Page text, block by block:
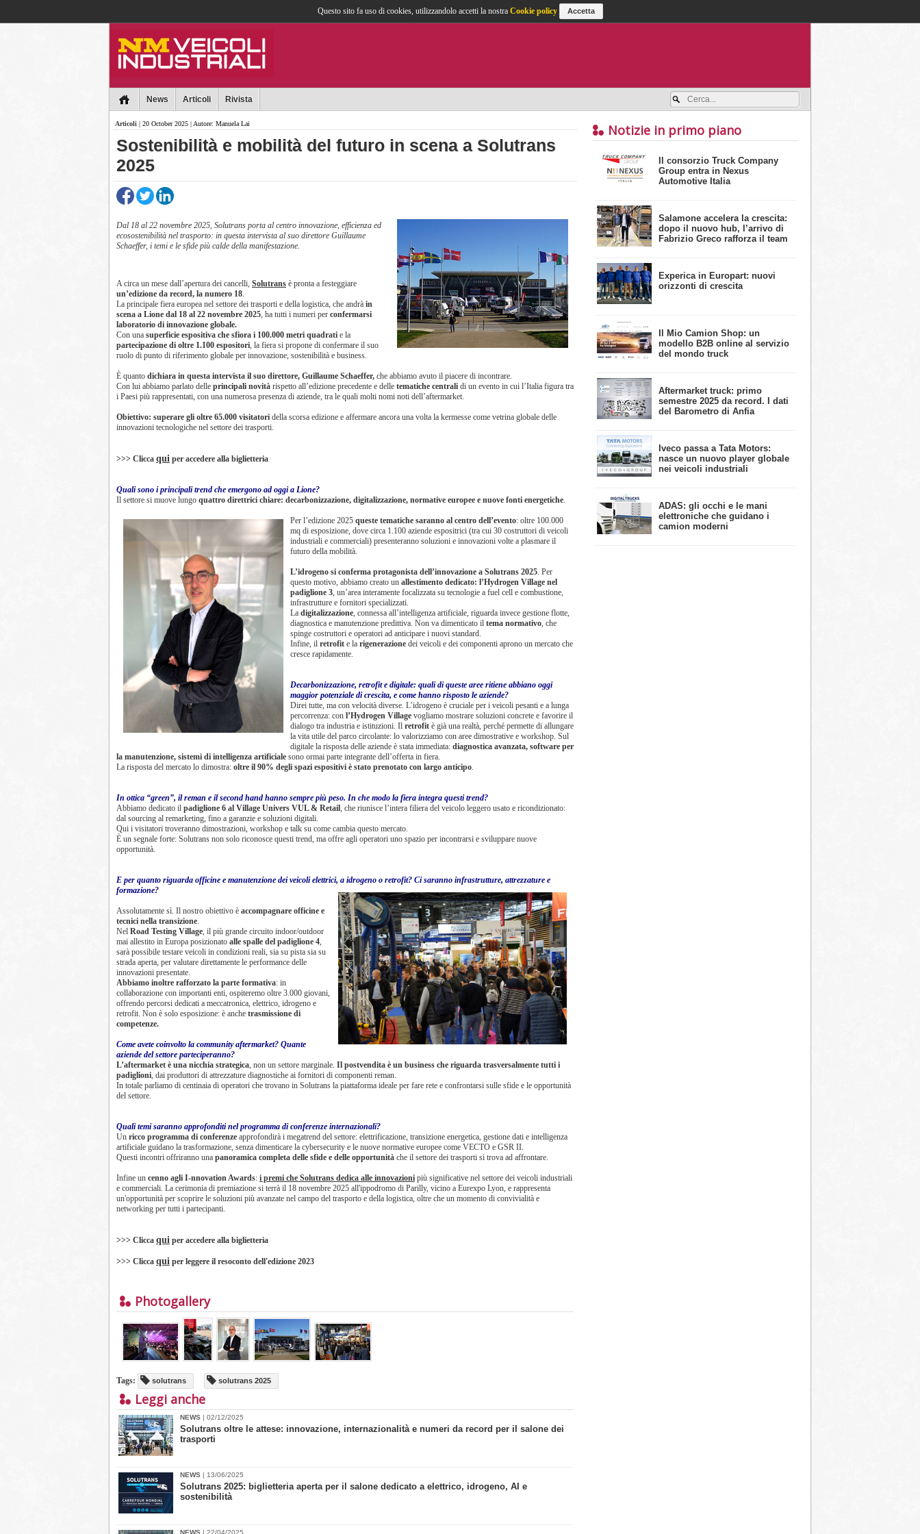
News Articoli Rivista
Notizie in primo piano
Il consorzio Truck Company
Group entra in Nexus
Automotive Italia
Salamone accelera la crescita:
dopo il nuovo hub, l’arrivo di
Fabrizio Greco rafforza il team
Experica in Europart: nuovi
orizzonti di crescita
​Il Mio Camion Shop: un
modello B2B online al servizio
del mondo truck
Aftermarket truck: primo
semestre 2025 da record. I dati
del Barometro di Anfia
Iveco passa a Tata Motors:
nasce un nuovo player globale
nei veicoli industriali
ADAS: gli occhi e le mani
elettroniche che guidano i
camion moderni
Articoli | 20 October 2025 | Autore: Manuela Lai
Sostenibilità e mobilità del futuro in scena a Solutrans
2025
Dal 18 al 22 novembre 2025, Solutrans porta al centro innovazione, efficienza ed
ecosostenibilità nel trasporto: in questa intervista al suo direttore Guillaume
Schaeffer, i temi e le sfide più calde della manifestazione.
A circa un mese dall’apertura dei cancelli, Solutrans è pronta a festeggiare
un’edizione da record, la numero 18.
La principale fiera europea nel settore dei trasporti e della logistica, che andrà in
scena a Lione dal 18 al 22 novembre 2025, ha tutti i numeri per confermarsi
laboratorio di innovazione globale.
Con una superficie espositiva che sfiora i 100.000 metri quadrati e la
partecipazione di oltre 1.100 espositori, la fiera si propone di confermare il suo
ruolo di punto di riferimento globale per innovazione, sostenibilità e business.
È quanto dichiara in questa intervista il suo direttore, Guillaume Schaeffer, che abbiamo avuto il piacere di incontrare.
Con lui abbiamo parlato delle principali novità rispetto all’edizione precedente e delle tematiche centrali di un evento in cui l’Italia figura tra
i Paesi più rappresentati, con una numerosa presenza di aziende, tra le quali molti nomi noti dell’aftermarket.
Obiettivo: superare gli oltre 65.000 visitatori della scorsa edizione e affermare ancora una volta la kermesse come vetrina globale delle
innovazioni tecnologiche nel settore dei trasporti.
>>> Clicca qui per accedere alla biglietteria
Quali sono i principali trend che emergono ad oggi a Lione?
Il settore si muove lungo quattro direttrici chiare: decarbonizzazione, digitalizzazione, normative europee e nuove fonti energetiche.
Per l’edizione 2025queste tematiche saranno al centro dell’evento: oltre 100.000
mq di esposizione, dove circa 1.100 aziende espositrici (tra cui 30 costruttori di veicoli
industriali e commerciali) presenteranno soluzioni e innovazioni volte a plasmare il
futuro della mobilità.
L’idrogeno si conferma protagonista dell’innovazione a Solutrans 2025. Per
questo motivo, abbiamo creato un allestimento dedicato: l’Hydrogen Village nel
padiglione 3, un’area interamente focalizzata su tecnologie a fuel cell e combustione,
infrastrutture e fornitori specializzati.
La digitalizzazione, connessa all’intelligenza artificiale, riguarda invece gestione flotte,
diagnostica e manutenzione predittiva. Non va dimenticato il tema normativo, che
spinge costruttori e operatori ad anticipare i nuovi standard.
Infine, il retrofite la rigenerazione dei veicoli e dei componenti aprono un mercato che
cresce rapidamente.
Decarbonizzazione, retrofit e digitale: quali di queste aree ritiene abbiano oggi
maggior potenziale di crescita, e come hanno risposto le aziende?
Direi tutte, ma con velocità diverse. L’idrogeno è cruciale per i veicoli pesanti e a lunga
percorrenza: con l’Hydrogen Villagevogliamo mostrare soluzioni concrete e favorire il
dialogo tra industria e istituzioni. Il retrofit è già una realtà, perché permette di allungare
la vita utile del parco circolante: lo valorizziamo con aree dimostrative e workshop. Sul
digitale la risposta delle aziende è stata immediata: diagnostica avanzata, software per
la manutenzione, sistemi di intelligenza artificiale sono ormai parte integrante dell’offerta in fiera.
La risposta del mercato lo dimostra: oltre il 90% degli spazi espositivi è stato prenotato con largo anticipo.
In ottica “green”, il reman e il second hand hanno sempre più peso. In che modo la fiera integra questi trend?
Abbiamo dedicato il padiglione 6 al Village Univers VUL & Retail, che riunisce l’intera filiera del veicolo leggero usato e ricondizionato:
dal sourcing al remarketing, fino a garanzie e soluzioni digitali.
Qui i visitatori troveranno dimostrazioni, workshop e talk su come cambia questo mercato.
È un segnale forte: Solutrans non solo riconosce questi trend, ma offre agli operatori uno spazio per incontrarsi e sviluppare nuove
opportunità.
E per quanto riguarda officine e manutenzione dei veicoli elettrici, a idrogeno o retrofit? Ci saranno infrastrutture, attrezzature e
formazione?
Assolutamente sì. Il nostro obiettivo è accompagnare officine e
tecnici nella transizione.
Nel Road Testing Village, il più grande circuito indoor/outdoor
mai allestito in Europa posizionato alle spalle del padiglione 4,
sarà possibile testare veicoli in condizioni reali, sia su pista sia su
strada aperta, per valutare direttamente le performance delle
innovazioni presentate.
Abbiamo inoltre rafforzato la parte formativa: in
collaborazione con importanti enti, ospiteremo oltre 3.000 giovani,
offrendo percorsi dedicati a meccatronica, elettrico, idrogeno e
retrofit. Non è solo esposizione: è anche trasmissione di
competenze.
Come avete coinvolto la community aftermarket? Quante
aziende del settore parteciperanno?
L’aftermarket è una nicchia strategica, non un settore marginale. Il postvendita è un business che riguarda trasversalmente tutti i
padiglioni, dai produttori di attrezzature diagnostiche ai fornitori di componenti reman.
In totale parliamo di centinaia di operatori che trovano in Solutrans la piattaforma ideale per fare rete e confrontarsi sulle sfide e le opportunità
del settore.
Quali temi saranno approfonditi nel programma di conferenze internazionali?
Un ricco programma di conferenze approfondirà i megatrend del settore: elettrificazione, transizione energetica, gestione dati e intelligenza
artificiale guidano la trasformazione, senza dimenticare la cybersecurity e le nuove normative europee come VECTO e GSR II.
Questi incontri offriranno una panoramica completa delle sfide e delle opportunità che il settore dei trasporti si trova ad affrontare.
Infine un cenno agli I-nnovation Awards: i premi che Solutrans dedica alle innovazioni più significative nel settore dei veicoli industriali
e commerciali. La cerimonia di premiazione si terrà il 18 novembre 2025 all'ippodromo di Parilly, vicino a Eurexpo Lyon, e rappresenta
un'opportunità per scoprire le soluzioni più avanzate nel campo del trasporto e della logistica, oltre che un momento di convivialità e
networking per tutti i partecipanti.
>>> Clicca qui per accedere alla biglietteria
>>> Clicca qui per leggere il resoconto dell'edizione 2023
Photogallery
Tags: solutrans solutrans 2025
Leggi anche
NEWS | 02/12/2025
Solutrans oltre le attese: innovazione, internazionalità e numeri da record per il salone dei
trasporti
NEWS | 13/06/2025
Solutrans 2025: biglietteria aperta per il salone dedicato a elettrico, idrogeno, AI e
sostenibilità
NEWS | 22/04/2025
Questo sito fa uso di cookies, utilizzandolo accetti la nostra Cookie policy Accetta